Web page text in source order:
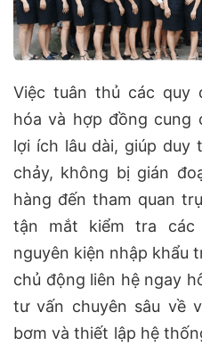
Việc tuân thủ các quy
hóa và hợp đồng cung
lợi ích lâu dài, giúp
chảy, không bị gián
hàng đến tham quan
tận mắt kiểm tra các
nguyên kiện nhập khẩu
chủ động liên hệ ngay
tư vấn chuyên sâu về
bơm và thiết lập hệ